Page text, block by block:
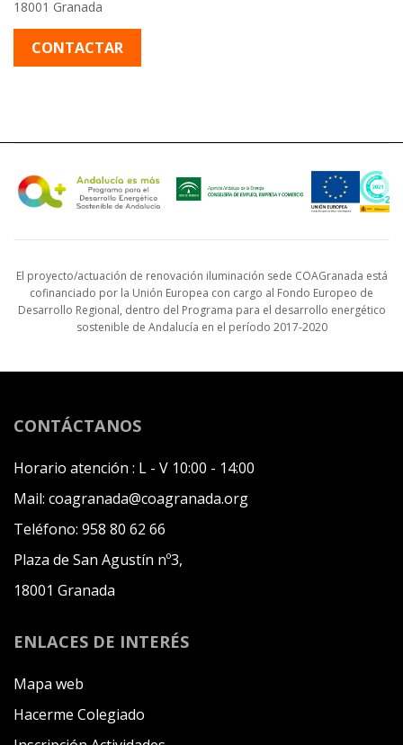
18001 Granada
CONTACTAR
El proyecto/actuación de renovación iluminación sede COAGranada está
cofinanciado por la Unión Europea con cargo al Fondo Europeo de
Desarrollo Regional, dentro del Programa para el desarrollo energético
sostenible de Andalucía en el período 2017-2020
CONTÁCTANOS
Horario atención : L - V 10:00 - 14:00
Mail: coagranada@coagranada.org
Teléfono: 958 80 62 66
Plaza de San Agustín nº3,
18001 Granada
ENLACES DE INTERÉS
Mapa web
Hacerme Colegiado